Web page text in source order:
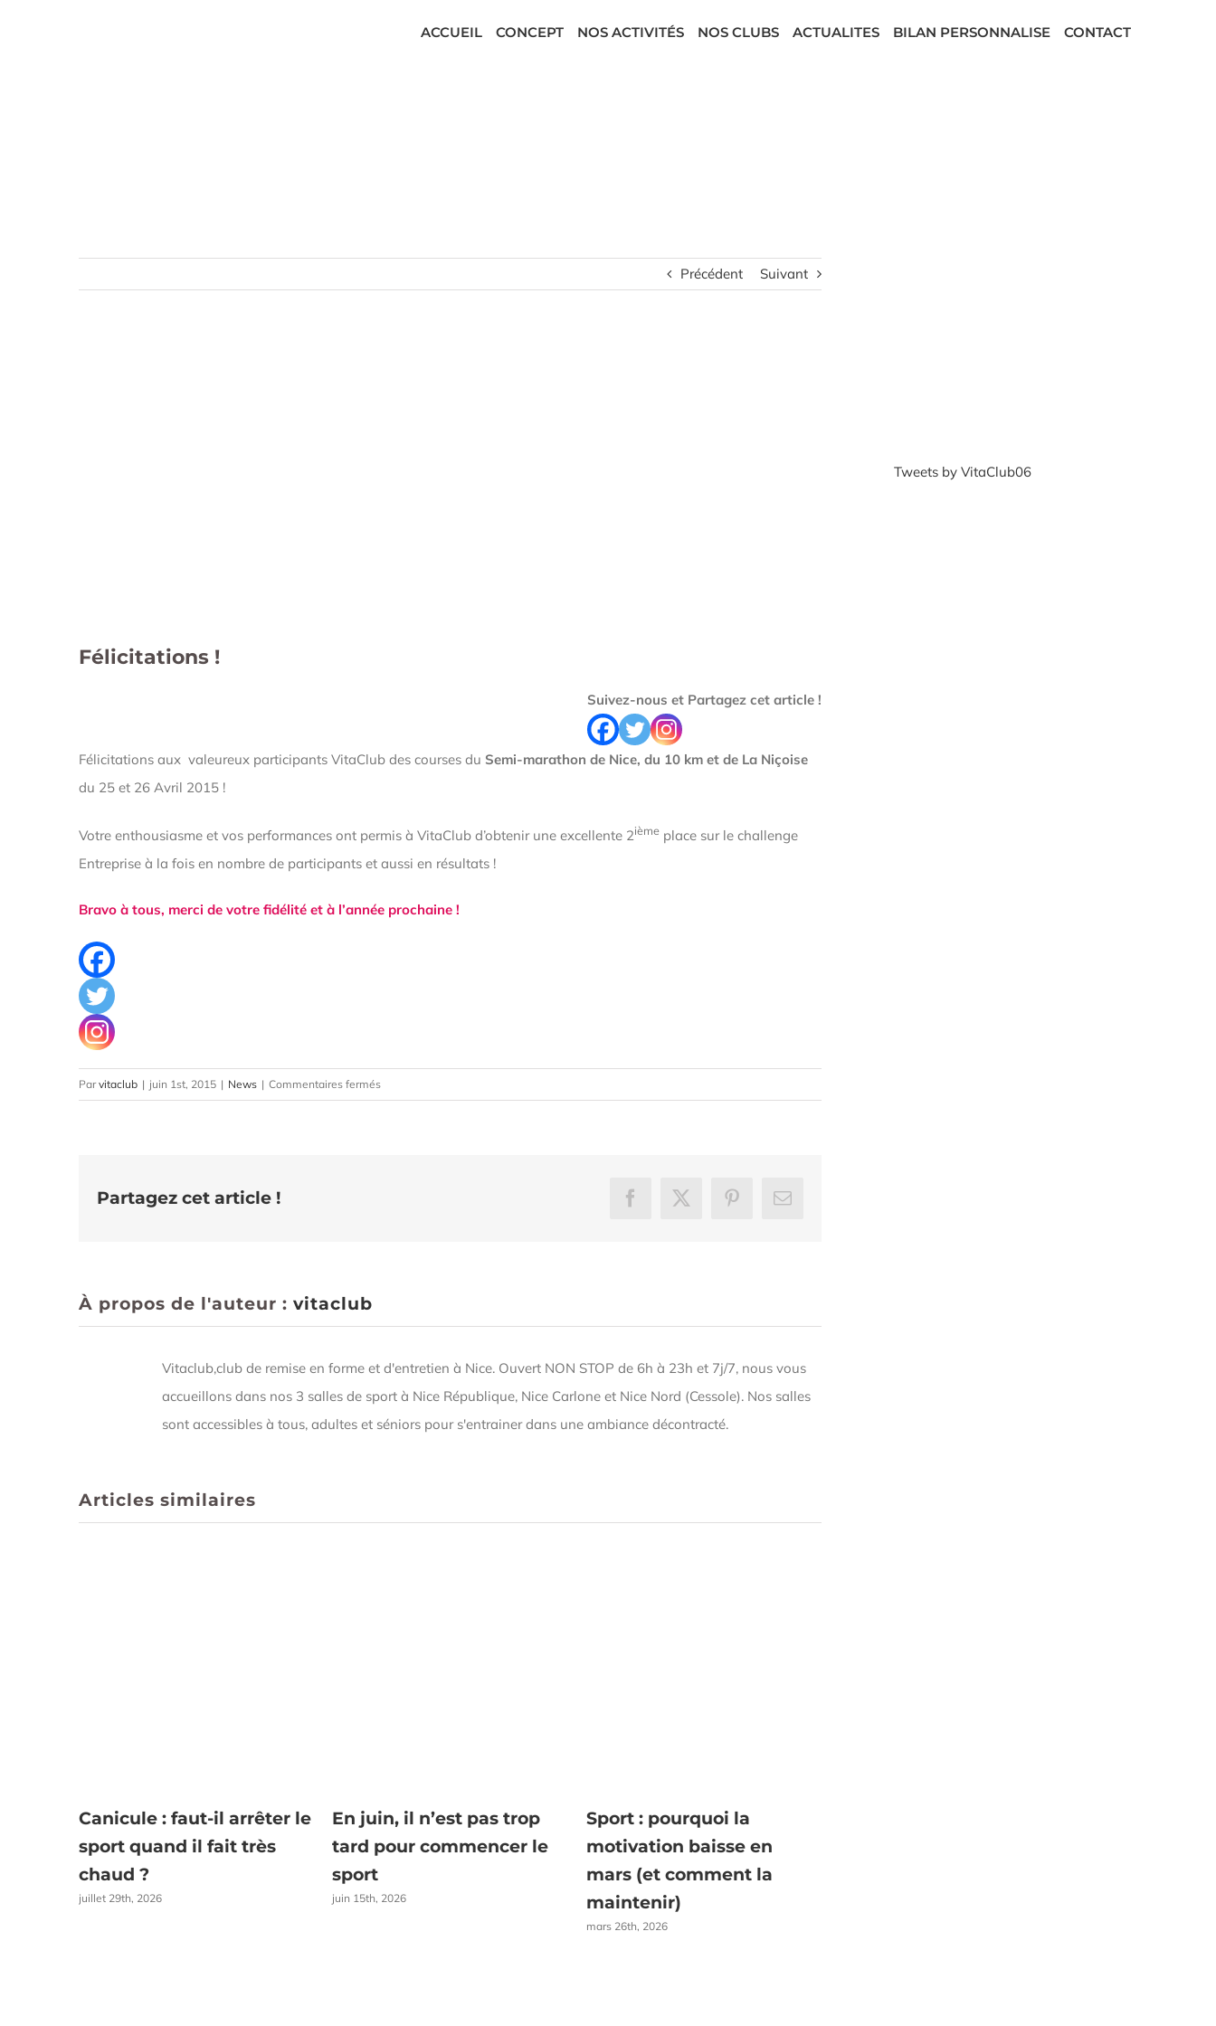
ACCUEIL CONCEPT NOS ACTIVITÉS NOS CLUBS ACTUALITES BILAN PERSONNALISE CONTACT
Précédent Suivant
Félicitations !
Suivez-nous et Partagez cet article !
Félicitations aux valeureux participants VitaClub des courses du Semi-marathon de Nice, du 10 km et de La Niçoise
du 25 et 26 Avril 2015 !
Votre enthousiasme et vos performances ont permis à VitaClub d’obtenir une excellente 2ième place sur le challenge
Entreprise à la fois en nombre de participants et aussi en résultats !
Bravo à tous, merci de votre fidélité et à l’année prochaine !
Parvitaclub | juin 1st, 2015 | News | Commentaires fermés
Félicitations
Partagez cet article ! Facebook
X PinterestEmail
À propos de l'auteur : vitaclub
Vitaclub,club de remise en forme et d'entretien à Nice. Ouvert NON STOP de 6h à 23h et 7j/7, nous vous
accueillons dans nos 3 salles de sport à Nice République, Nice Carlone et Nice Nord (Cessole). Nos salles
sont accessibles à tous, adultes et séniors pour s'entrainer dans une ambiance décontracté.
Articles similaires
Canicule : faut-il arrêter le
sport quand il fait très
chaud ?
juillet 29th, 2026
En juin, il n’est pas trop
tard pour commencer le
sport
juin 15th, 2026
Sport : pourquoi la
motivation baisse en
mars (et comment la
maintenir)
mars 26th, 2026
Tweets by VitaClub06